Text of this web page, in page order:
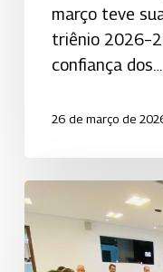
março teve
triênio
confiança dos…
26 de março de
Uniodonto
promove